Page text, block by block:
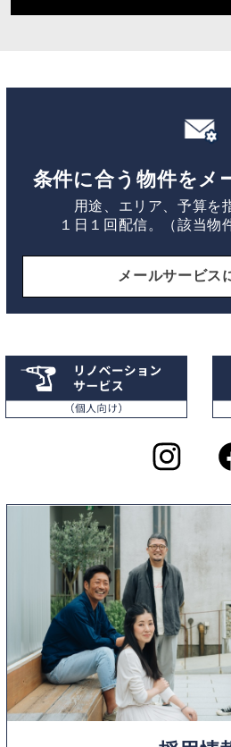
条件に合う物件をメ
用途、エリア、予算を
１日１回配信。（該当物
メールサービス